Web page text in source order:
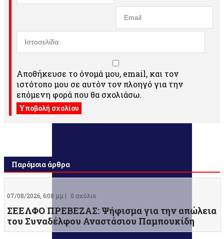
Αποθήκευσε το όνομά μου, email, και τον
ιστότοπο μου σε αυτόν τον πλοηγό για την
επόμενη φορά που θα σχολιάσω.
Παρόμοια άρθρα
07/08/2026, 6:08 μμ | 0 σχόλια
ΣΕΕΛΦΟ ΠΡΕΒΕΖΑΣ: Ψήφισμα για την απώλεια
του Συναδέλφου Αναστάσιου Παμπουκίδη